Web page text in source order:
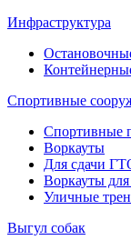
Инфраструктура
Спортивные
Спортивные
Воркауты
Для сдачи
Воркауты
Уличные
Выгул собак